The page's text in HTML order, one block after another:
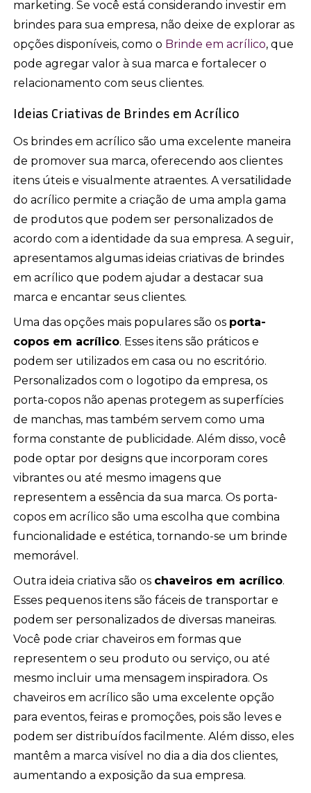
marketing. Se você está considerando investir em
brindes para sua empresa, não deixe de explorar as
opções disponíveis, como o Brinde em acrílico, que
pode agregar valor à sua marca e fortalecer o
relacionamento com seus clientes.
Ideias Criativas de Brindes em Acrílico
Os brindes em acrílico são uma excelente maneira
de promover sua marca, oferecendo aos clientes
itens úteis e visualmente atraentes. A versatilidade
do acrílico permite a criação de uma ampla gama
de produtos que podem ser personalizados de
acordo com a identidade da sua empresa. A seguir,
apresentamos algumas ideias criativas de brindes
em acrílico que podem ajudar a destacar sua
marca e encantar seus clientes.
Uma das opções mais populares são os porta-
copos em acrílico. Esses itens são práticos e
podem ser utilizados em casa ou no escritório.
Personalizados com o logotipo da empresa, os
porta-copos não apenas protegem as superfícies
de manchas, mas também servem como uma
forma constante de publicidade. Além disso, você
pode optar por designs que incorporam cores
vibrantes ou até mesmo imagens que
representem a essência da sua marca. Os porta-
copos em acrílico são uma escolha que combina
funcionalidade e estética, tornando-se um brinde
memorável.
Outra ideia criativa são os chaveiros em acrílico.
Esses pequenos itens são fáceis de transportar e
podem ser personalizados de diversas maneiras.
Você pode criar chaveiros em formas que
representem o seu produto ou serviço, ou até
mesmo incluir uma mensagem inspiradora. Os
chaveiros em acrílico são uma excelente opção
para eventos, feiras e promoções, pois são leves e
podem ser distribuídos facilmente. Além disso, eles
mantêm a marca visível no dia a dia dos clientes,
aumentando a exposição da sua empresa.